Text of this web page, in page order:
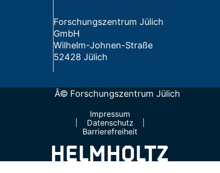
Forschungszentrum Jülich
GmbH
Wilhelm-Johnen-Straße
52428 Jülich
Â© Forschungszentrum Jülich
Impressum
Datenschutz
Barrierefreiheit